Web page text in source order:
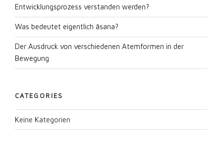
Entwicklungsprozess verstanden werden?
Was bedeutet eigentlich āsana?
Der Ausdruck von verschiedenen Atemformen in der
Bewegung
CATEGORIES
Keine Kategorien